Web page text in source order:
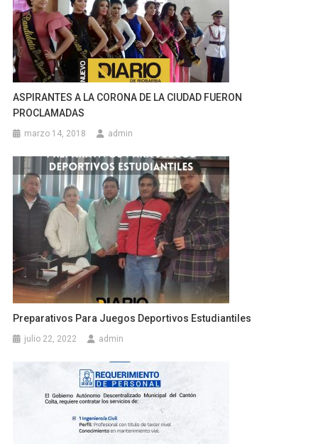
ASPIRANTES A LA CORONA DE LA CIUDAD FUERON
PROCLAMADAS
marzo 14, 2018 admin
Preparativos Para Juegos Deportivos Estudiantiles
julio 22, 2022 admin